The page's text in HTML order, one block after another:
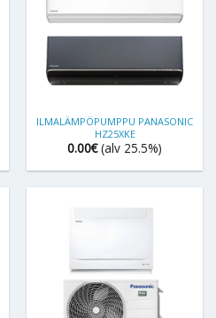
ILMALÄMPÖPUMPPU PANASONIC
HZ25XKE
0.00€ (alv 25.5%)